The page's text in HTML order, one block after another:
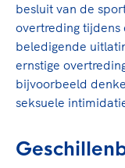
Nieuwspagina
Columns
Sport verenigt.
Clubacties
Handboek Wet-
Opleidingen en
High5
Topsportbeleid
Top
besluit van de
overtreding
beledigende
ernstige
bijvoorbeeld
seksuele